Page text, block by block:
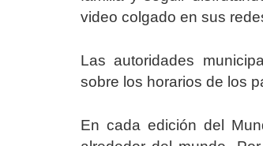
video colgado en sus
Las autoridades
sobre los horarios de los
En cada edición del